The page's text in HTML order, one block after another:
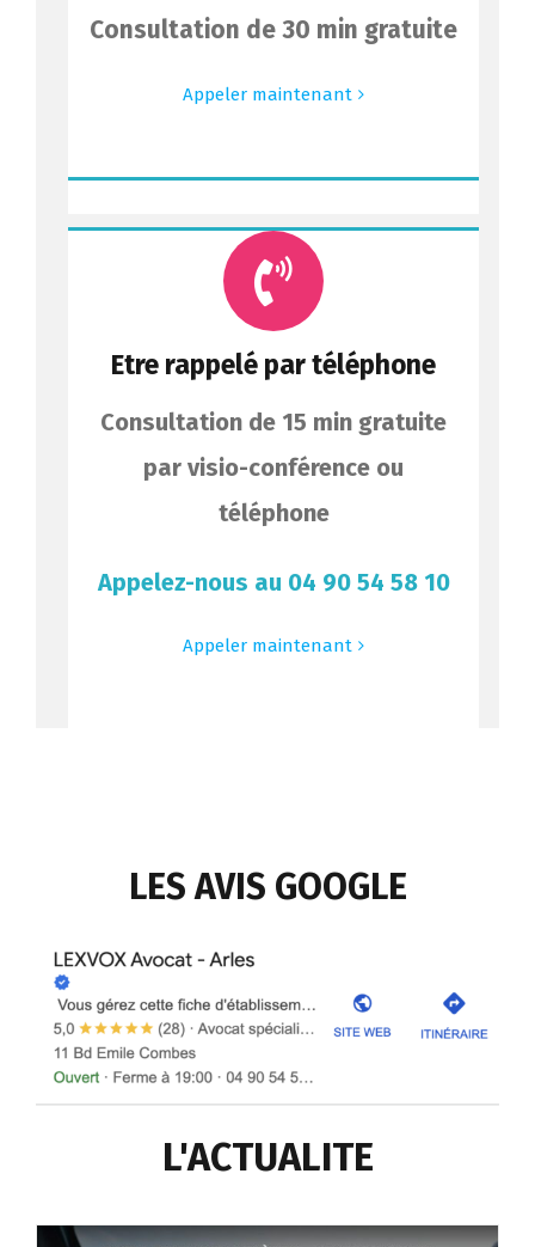
Consultation de 30 min gratuite
Appeler maintenant
Etre rappelé par téléphone
Consultation de 15 min gratuite
par visio-conférence ou
téléphone
Appelez-nous au 04 90 54 58 10
Appeler maintenant
LES AVIS GOOGLE
L'ACTUALITE